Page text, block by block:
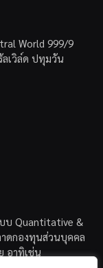
World 999/9
เวิล์ด ปทุมวัน
บ Quantitative &
ดกองทุนส่วนบุคคล
อาทิเช่น